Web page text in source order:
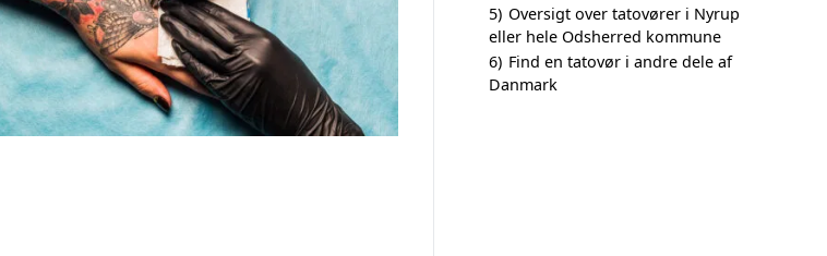
5) Oversigt over tatovører i Nyrup
eller hele Odsherred kommune
6) Find en tatovør i andre dele af
Danmark